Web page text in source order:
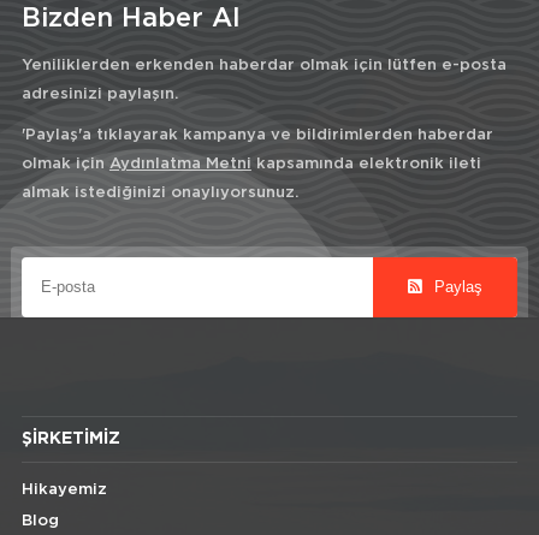
Bizden Haber Al
Yeniliklerden erkenden haberdar olmak için lütfen e-posta
adresinizi paylaşın.
'Paylaş'a tıklayarak kampanya ve bildirimlerden haberdar
olmak için Aydınlatma Metni kapsamında elektronik ileti
almak istediğinizi onaylıyorsunuz.
Paylaş
ŞIRKETIMIZ
Hikayemiz
Blog